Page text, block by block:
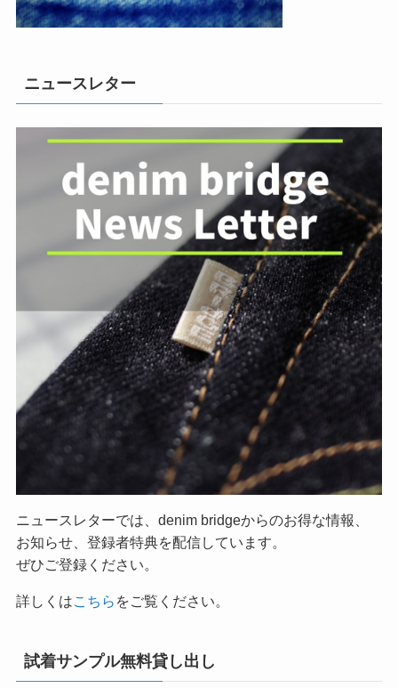
ニュースレター
ニュースレターでは、denim bridgeからのお得な情報、
お知らせ、登録者特典を配信しています。
ぜひご登録ください。
詳しくはこちら をご覧ください。
試着サンプル無料貸し出し